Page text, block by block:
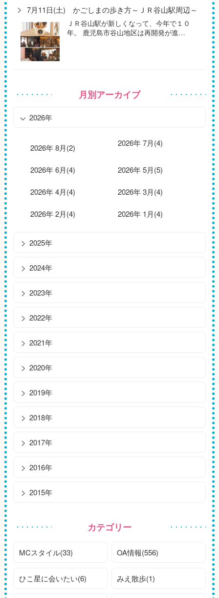
7月11日(土) かごしまの歩き方～ＪＲ谷山駅周辺～
ＪＲ谷山駅が新しくなって、今年で１０
年。 鹿児島市谷山地区は再開発が進…
月別アーカイブ
2026年
2026年 8月(2) 2026年 7月(4)
2026年 6月(4) 2026年 5月(5)
2026年 4月(4) 2026年 3月(4)
2026年 2月(4) 2026年 1月(4)
2025年
2024年
2023年
2022年
2021年
2020年
2019年
2018年
2017年
2016年
2015年
カテゴリー
MCスタイル(33) OA情報(556)
ひこ星に会いたい(6) みえ散歩(1)